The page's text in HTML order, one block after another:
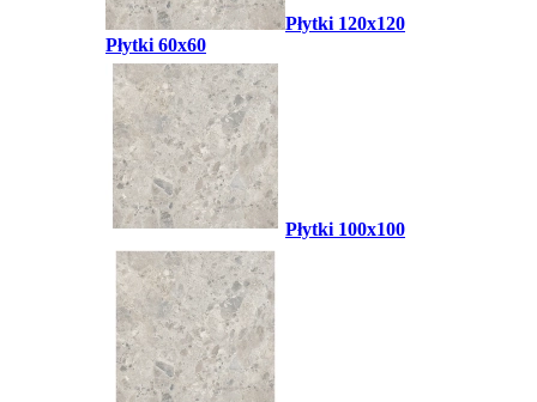
Płytki 120x120
Płytki 60x60
Płytki 100x100